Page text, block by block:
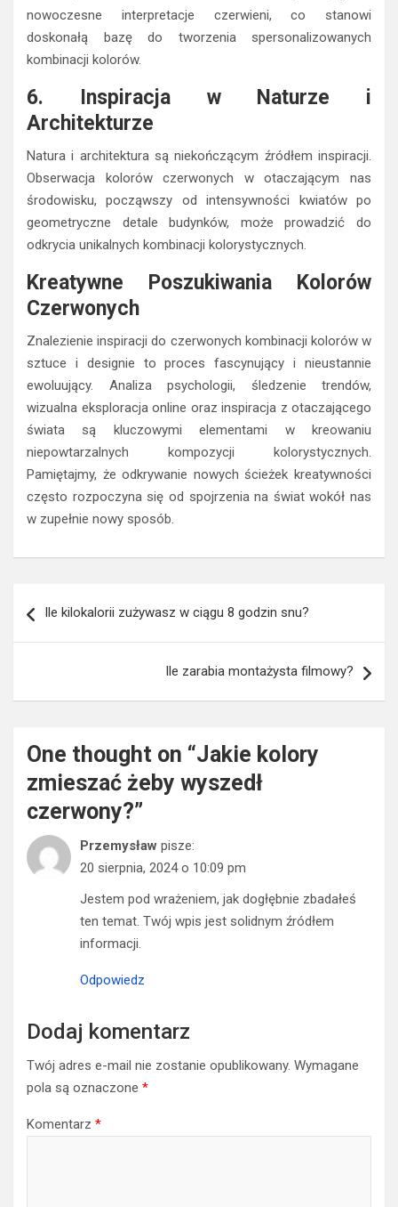
doskonałą bazę do tworzenia spersonalizowanych
kombinacji kolorów.
6. Inspiracja w Naturze i
Architekturze
Natura i architektura są niekończącym źródłem inspiracji.
Obserwacja kolorów czerwonych w otaczającym nas
środowisku, począwszy od intensywności kwiatów po
geometryczne detale budynków, może prowadzić do
odkrycia unikalnych kombinacji kolorystycznych.
Kreatywne Poszukiwania Kolorów
Czerwonych
Znalezienie inspiracji do czerwonych kombinacji kolorów w
sztuce i designie to proces fascynujący i nieustannie
ewoluujący. Analiza psychologii, śledzenie trendów,
wizualna eksploracja online oraz inspiracja z otaczającego
świata są kluczowymi elementami w kreowaniu
niepowtarzalnych kompozycji kolorystycznych.
Pamiętajmy, że odkrywanie nowych ścieżek kreatywności
często rozpoczyna się od spojrzenia na świat wokół nas
w zupełnie nowy sposób.
wpisu
Ile zarabia montażysta filmowy?
zmieszać żeby wyszedł
czerwony?”
Przemysław
20 sierpnia, 2024 o 10:09 pm
Jestem pod wrażeniem, jak dogłębnie zbadałeś
ten temat. Twój wpis jest solidnym źródłem
informacji.
Odpowiedz
Twój adres e-mail nie zostanie opublikowany.
pola są oznaczone*
Komentarz